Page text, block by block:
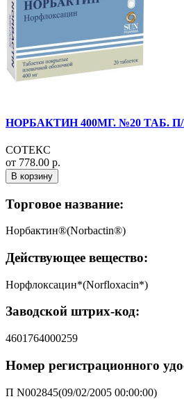
НОРБАКТИН 400МГ. №20 ТАБ.
СОТЕКС
от 778.00 р.
В корзину
Торговое название:
Норбактин®(Norbactin®)
Действующее вещество:
Норфлоксацин*(Norfloxacin*)
Заводской штрих-код:
4601764000259
Номер регистрационного
П N002845(09/02/2005 00:00:00)